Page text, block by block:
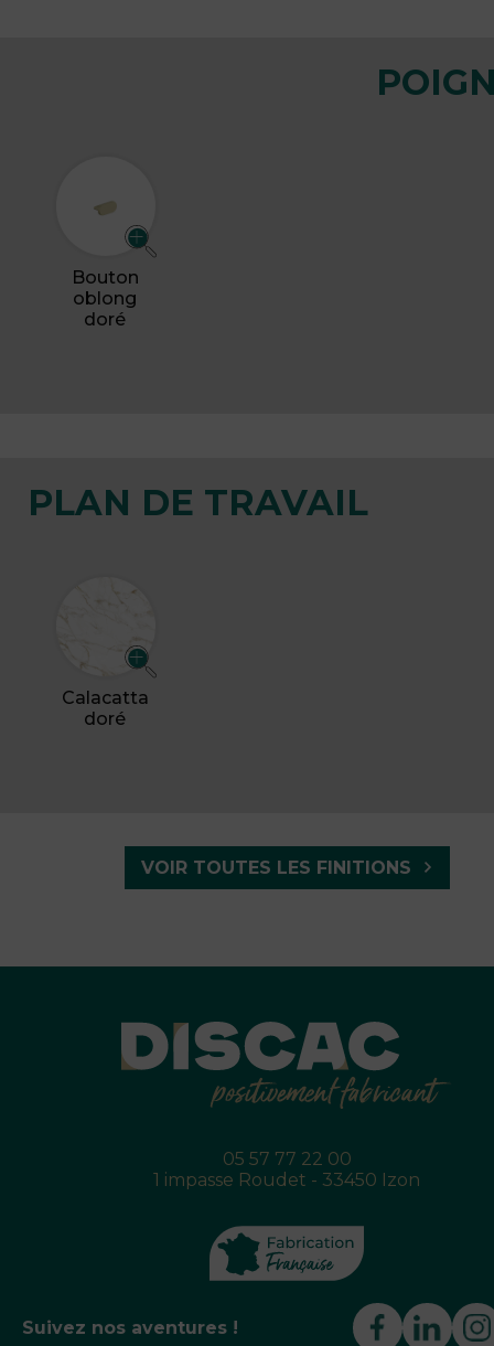
Bouton
oblong
doré
PLAN DE TRAVAIL
Calacatta
doré
VOIR TOUTES LES FINITIONS
05 57 77 22 00
1 impasse Roudet - 33450 Izon
Suivez nos aventures !